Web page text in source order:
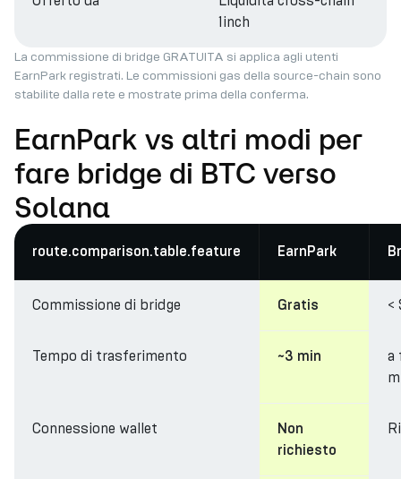
1inch
La commissione di bridge GRATUITA si applica agli utenti
EarnPark registrati. Le commissioni gas della source-chain sono
stabilite dalla rete e mostrate prima della conferma.
EarnPark vs altri modi per
fare bridge di BTC verso
Solana
route.comparison.table.feature EarnPark
Commissione di bridge Gratis <
Tempo di trasferimento ~3 min
a
Connessione wallet
Non
richiesto